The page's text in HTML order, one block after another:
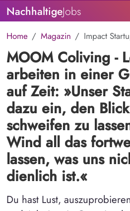
NachhaltigeJobs
Home Magazin Impact
MOOM Coliving -
arbeiten in einer
auf Zeit: »Unser
dazu ein, den
schweifen zu
Wind all das
lassen, was uns
dienlich ist.«
Du hast Lust,